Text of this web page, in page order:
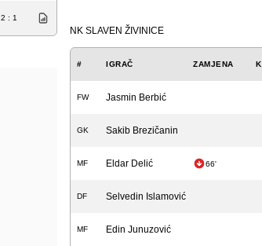
2 : 1
NK SLAVEN ŽIVINICE
# IGRAČ ZAMJENA K
FW Jasmin Berbić
GK Sakib Brezičanin
MF Eldar Delić 66'
DF Selvedin Islamović
MF Edin Junuzović